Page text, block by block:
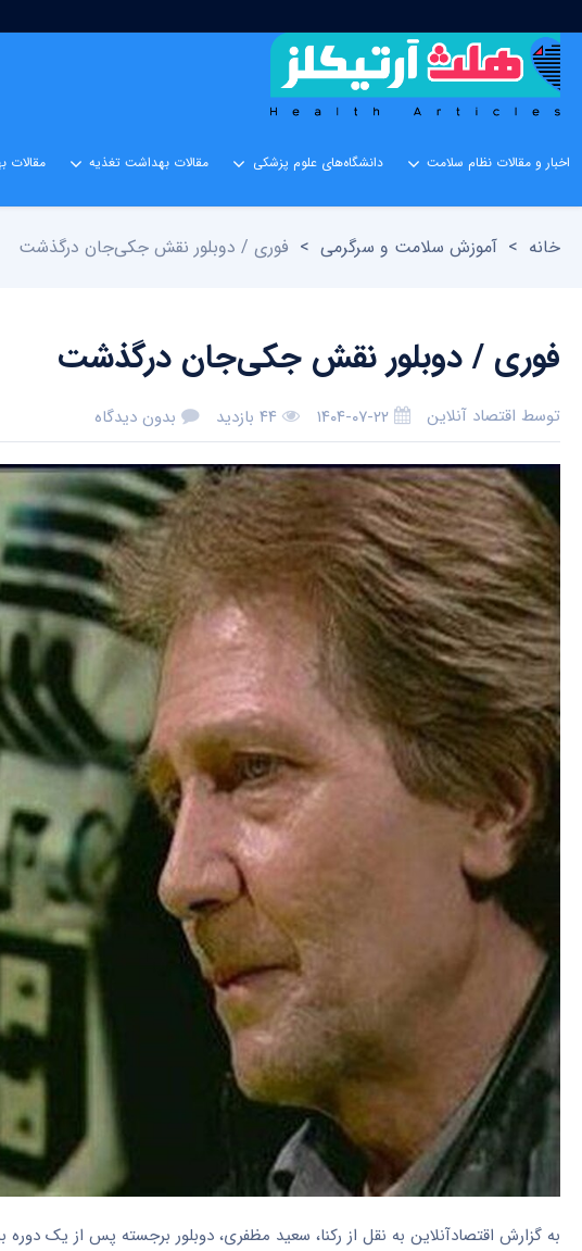
اخبار و مقالات نظام سلامت دانشگاه‌های علوم پزشکی مقالات بهداشت تغذیه
خانه > آموزش سلامت و سرگرمی > فوری / دوبلور نقش جکی‌جان درگذشت
فوری / دوبلور نقش جکی‌جان درگذشت
توسط اقتصاد آنلاین ۱۴۰۴-۰۷-۲۲ ۴۴ بازدید بدون دیدگاه
به گزارش اقتصادآنلاین به نقل از رکنا، سعید مظفری، دوبلور برجسته پس از یک